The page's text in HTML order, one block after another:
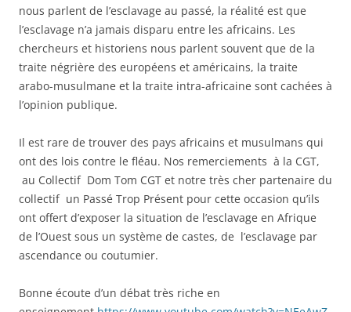
nous parlent de l’esclavage au passé, la réalité est que
l’esclavage n’a jamais disparu entre les africains. Les
chercheurs et historiens nous parlent souvent que de la
traite négrière des européens et américains, la traite
arabo-musulmane et la traite intra-africaine sont cachées à
l’opinion publique.
Il est rare de trouver des pays africains et musulmans qui
ont des lois contre le fléau. Nos remerciements à la CGT,
au Collectif Dom Tom CGT et notre très cher partenaire du
collectif un Passé Trop Présent pour cette occasion qu’ils
ont offert d’exposer la situation de l’esclavage en Afrique
de l’Ouest sous un système de castes, de l’esclavage par
ascendance ou coutumier.
Bonne écoute d’un débat très riche en